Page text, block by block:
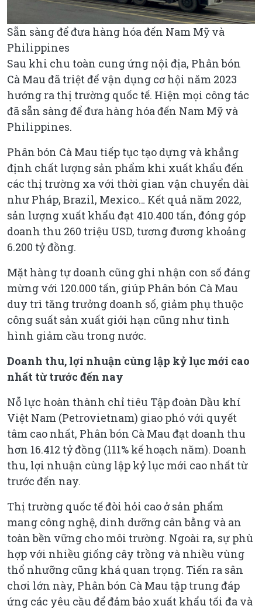
Sẵn sàng để đưa hàng hóa đến Nam Mỹ và
Philippines
Sau khi chu toàn cung ứng nội địa, Phân bón
Cà Mau đã triệt để vận dụng cơ hội năm 2023
hướng ra thị trường quốc tế. Hiện mọi công tác
đã sẵn sàng để đưa hàng hóa đến Nam Mỹ và
Philippines.
Phân bón Cà Mau tiếp tục tạo dựng và khẳng
định chất lượng sản phẩm khi xuất khẩu đến
các thị trường xa với thời gian vận chuyển dài
như Pháp, Brazil, Mexico… Kết quả năm 2022,
sản lượng xuất khẩu đạt 410.400 tấn, đóng góp
doanh thu 260 triệu USD, tương đương khoảng
6.200 tỷ đồng.
Mặt hàng tự doanh cũng ghi nhận con số đáng
mừng với 120.000 tấn, giúp Phân bón Cà Mau
duy trì tăng trưởng doanh số, giảm phụ thuộc
công suất sản xuất giới hạn cũng như tình
hình giảm cầu trong nước.
Doanh thu, lợi nhuận cùng lập kỷ lục mới cao
nhất từ trước đến nay
Nỗ lực hoàn thành chỉ tiêu Tập đoàn Dầu khí
Việt Nam (Petrovietnam) giao phó với quyết
tâm cao nhất, Phân bón Cà Mau đạt doanh thu
hơn 16.412 tỷ đồng (111% kế hoạch năm). Doanh
thu, lợi nhuận cùng lập kỷ lục mới cao nhất từ
trước đến nay.
Thị trường quốc tế đòi hỏi cao ở sản phẩm
mang công nghệ, dinh dưỡng cân bằng và an
toàn bền vững cho môi trường. Ngoài ra, sự phù
hợp với nhiều giống cây trồng và nhiều vùng
thổ nhưỡng cũng khá quan trọng. Tiến ra sân
chơi lớn này, Phân bón Cà Mau tập trung đáp
ứng các yêu cầu để đảm bảo xuất khẩu tối đa và